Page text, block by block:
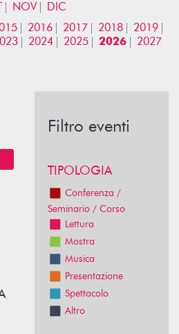
NOV
DIC
2016 2017 2018
2019
2024 2025 2026 2027
Filtro eventi
TIPOLOGIA
Conferenza /
Seminario / Corso
Lettura
Mostra
Musica
Presentazione
Spettacolo
Altro